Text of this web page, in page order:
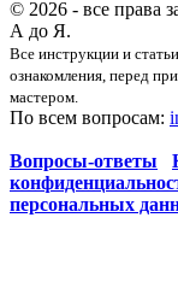
© 2026 - все права
А до Я.
Все инструкции и
ознакомления, перед
мастером.
По всем вопросам:
Вопросы-ответы
персональных